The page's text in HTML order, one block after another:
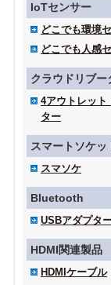
IoTセンサー
どこでも環境
どこでも人感
クラウドリブー
4アウトレット
ター
スマートソケッ
スマソケ
Bluetooth
USBアダプタ
HDMI関連製品
HDMIケーブル